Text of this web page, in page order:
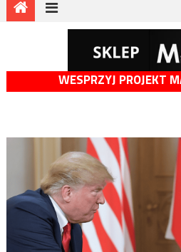
WESPRZYJ PROJEKT